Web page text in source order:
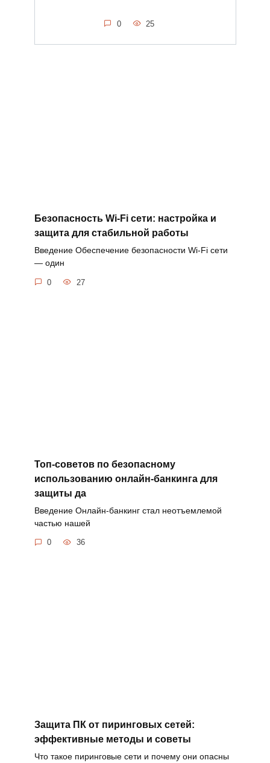
0 25
Безопасность Wi-Fi сети: настройка и
защита для стабильной работы
Введение Обеспечение безопасности Wi-Fi сети
— один
0 27
Топ-советов по безопасному
использованию онлайн-банкинга для
защиты да
Введение Онлайн-банкинг стал неотъемлемой
частью нашей
0 36
Защита ПК от пиринговых сетей:
эффективные методы и советы
Что такое пиринговые сети и почему они опасны